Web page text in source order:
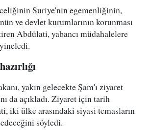
Suriye'nin egemenliğinin,
ve devlet kurumlarının korunması
Abdülati, yabancı müdahalelere
yakın gelecekte Şam'ı ziyaret
da açıkladı. Ziyaret için tarih
iki ülke arasındaki siyasi temasların
söyledi.